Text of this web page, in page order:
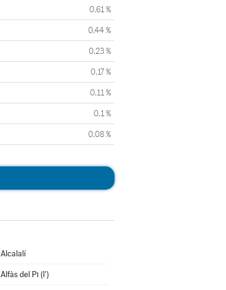
0,61 %
0,44 %
0,23 %
0,17 %
0,11 %
0,1 %
0,08 %
Alcalalí
Alfàs del Pi (l')